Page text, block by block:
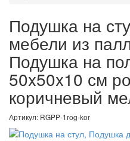
Подушка на
мебели из
Подушка на
50x50x10 см
коричневый
Артикул: RGPP-1rog-kor